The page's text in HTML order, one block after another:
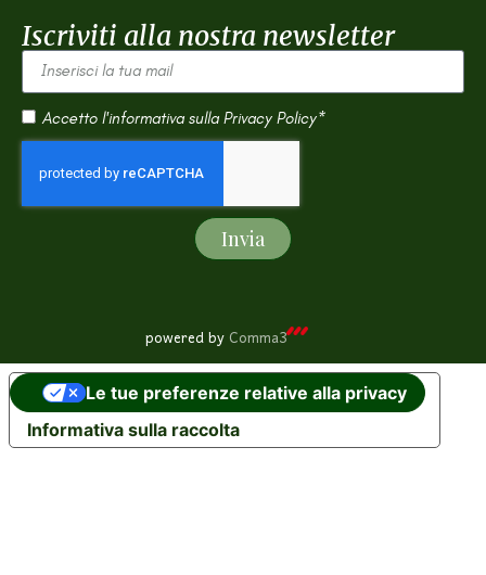
Iscriviti alla nostra newsletter
Accetto l'informativa sulla Privacy Policy*
Invia
powered byComma3
Informativa sulla raccolta
Le tue preferenze relative alla privacy